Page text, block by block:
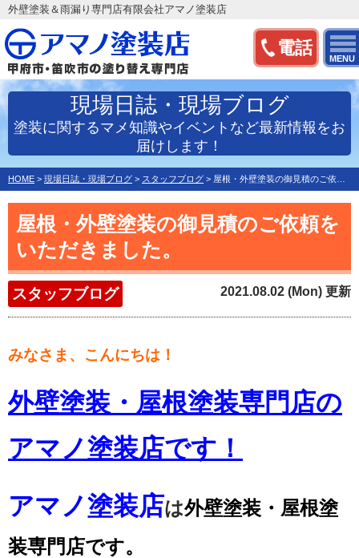
電話
MENU
外壁塗装＆雨漏り専門店有限会社アマノ塗装店
現場日誌・現場ブログ
塗装に関するマメ知識やイベントなど最新情報をお
届けします！
HOME > 現場日誌・現場ブログ > スタッフブログ > 屋根・外壁塗装の御見積のご依頼をいただきました。
屋根・外壁塗装の御見積のご依頼を
いただきました。
スタッフブログ 2021.08.02 (Mon) 更新
みなさま、こんにちは！
外壁塗装・屋根塗装専門店の
アマノ塗装店です！
アマノ塗装店は外壁塗装・屋根塗
装専門店です。